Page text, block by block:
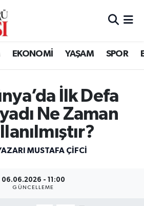
EKONOMİ YAŞAM SPOR
İlk Defa
Ne Zaman
MUSTAFA ÇIFCI
06.06.2026 - 11:00
GÜNCELLEME
Edenler